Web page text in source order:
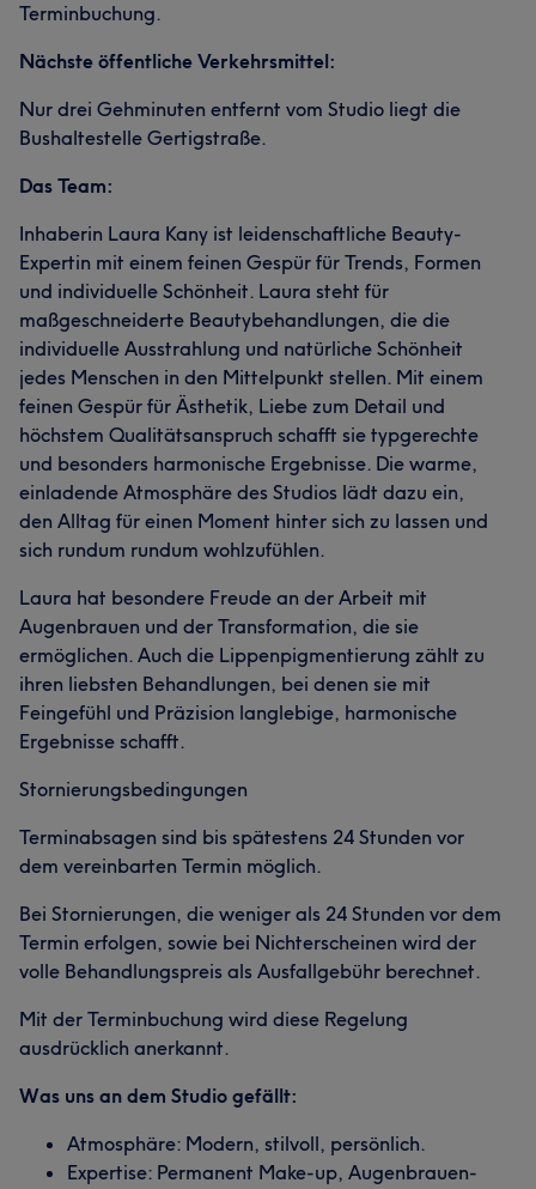
Terminbuchung.
Nächste öffentliche Verkehrsmittel:
Nur drei Gehminuten entfernt vom Studio liegt die
Bushaltestelle Gertigstraße.
Das Team:
Inhaberin Laura Kany ist leidenschaftliche Beauty-
Expertin mit einem feinen Gespür für Trends, Formen
und individuelle Schönheit. Laura steht für
maßgeschneiderte Beautybehandlungen, die die
individuelle Ausstrahlung und natürliche Schönheit
jedes Menschen in den Mittelpunkt stellen. Mit einem
feinen Gespür für Ästhetik, Liebe zum Detail und
höchstem Qualitätsanspruch schafft sie typgerechte
und besonders harmonische Ergebnisse. Die warme,
einladende Atmosphäre des Studios lädt dazu ein,
den Alltag für einen Moment hinter sich zu lassen und
sich rundum rundum wohlzufühlen.
Laura hat besondere Freude an der Arbeit mit
Augenbrauen und der Transformation, die sie
ermöglichen. Auch die Lippenpigmentierung zählt zu
ihren liebsten Behandlungen, bei denen sie mit
Feingefühl und Präzision langlebige, harmonische
Ergebnisse schafft.
Stornierungsbedingungen
Terminabsagen sind bis spätestens 24 Stunden vor
dem vereinbarten Termin möglich.
Bei Stornierungen, die weniger als 24 Stunden vor dem
Termin erfolgen, sowie bei Nichterscheinen wird der
volle Behandlungspreis als Ausfallgebühr berechnet.
Mit der Terminbuchung wird diese Regelung
ausdrücklich anerkannt.
Was uns an dem Studio gefällt:
Atmosphäre: Modern, stilvoll, persönlich.
Expertise: Permanent Make-up, Augenbrauen-